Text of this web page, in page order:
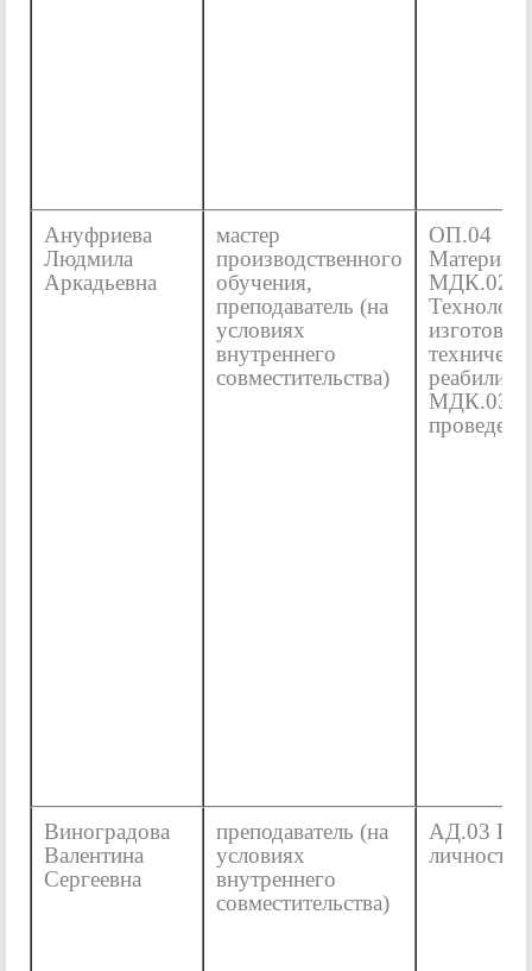
Ануфриева
Людмила
Аркадьевна
мастер
производственного
обучения,
преподаватель (на
условиях
внутреннего
совместительства)
ОП.04
Виноградова
Валентина
Сергеевна
преподаватель (на
условиях
внутреннего
совместительства)
АД.03
личности